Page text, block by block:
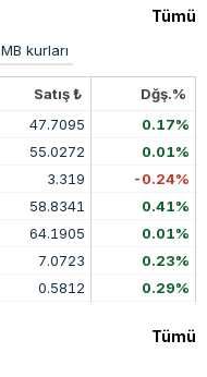
Tümü
MB kurları
Satış ₺ Dğş.%
47.7095 0.17%
55.0272 0.01%
3.319 -0.24%
58.8341 0.41%
64.1905 0.01%
7.0723 0.23%
0.5812 0.29%
Tümü